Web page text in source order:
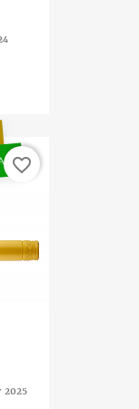
favorite_border